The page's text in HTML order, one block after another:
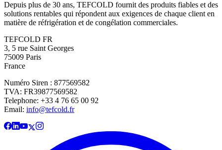
Depuis plus de 30 ans, TEFCOLD fournit des produits fiables et des
solutions rentables qui répondent aux exigences de chaque client en
matière de réfrigération et de congélation commerciales.
TEFCOLD FR
3, 5 rue Saint Georges
75009 Paris
France
Numéro Siren : 877569582
TVA: FR39877569582
Telephone: +33 4 76 65 00 92
Email: info@tefcold.fr